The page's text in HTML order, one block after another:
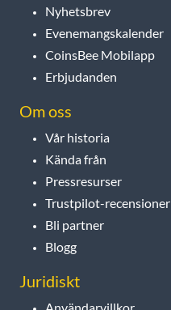
Nyhetsbrev
Evenemangskalender
CoinsBee Mobilapp
Erbjudanden
Om oss
Vår historia
Kända från
Pressresurser
Trustpilot-recensioner
Bli partner
Blogg
Juridiskt